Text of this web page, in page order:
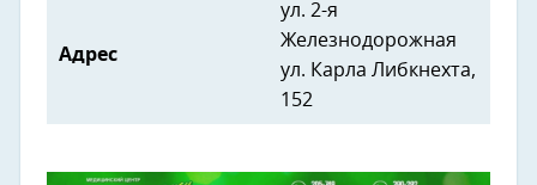
Адрес
ул. 2-я
Железнодорожная
ул. Карла Либкнехта,
152